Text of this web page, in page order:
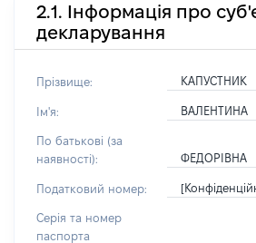
2.1. Інформація про
декларування
Прізвище: КАПУСТНИК
Ім'я: ВАЛЕНТИНА
По батькові (за
наявності):
ФЕДОРІВНА
Податковий номер:
Серія та номер
паспорта